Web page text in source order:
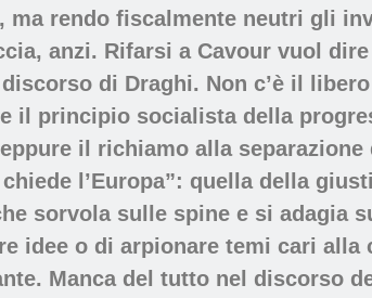
ma rendo fiscalmente neutri gli
anzi. Rifarsi a Cavour vuol
di Draghi. Non c’è il
il principio socialista della
il richiamo alla
l’Europa”: quella della
sorvola sulle spine e si adagia
idee o di arpionare temi cari
Manca del tutto nel discorso